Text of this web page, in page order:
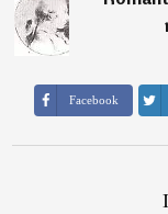
Facebook